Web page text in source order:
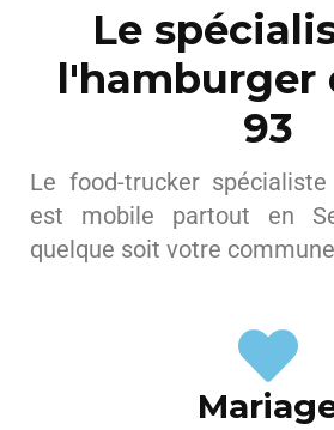
Le
l'hamburger
93
Le food-trucker spécialiste
est mobile partout en
quelque soit votre